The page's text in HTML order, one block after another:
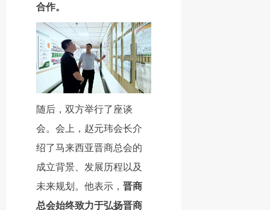
合作。
随后，双方举行了座谈
会。会上，赵元玮会长介
绍了马来西亚晋商总会的
成立背景、发展历程以及
未来规划。他表示， 晋商
总会始终致力于弘扬晋商